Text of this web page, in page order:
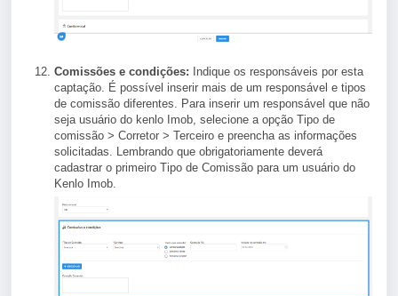
Comissões e condições: Indique os responsáveis por esta
captação. É possível inserir mais de um responsável e tipos
de comissão diferentes. Para inserir um responsável que não
seja usuário do kenlo Imob, selecione a opção Tipo de
comissão > Corretor > Terceiro e preencha as informações
solicitadas. Lembrando que obrigatoriamente deverá
cadastrar o primeiro Tipo de Comissão para um usuário do
Kenlo Imob.